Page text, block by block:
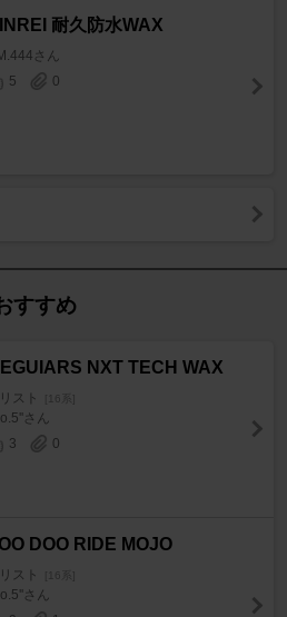
耐久防水WAX
さん
5
0
すすめ
NXT TECH WAX
スト [16系]
さん
3
0
DOO RIDE MOJO
スト [16系]
さん